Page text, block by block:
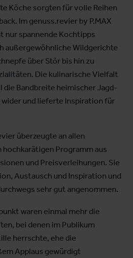
Köche sorgten für volle Reihen
Im genuss.revier by P.MAX
nur spannende Kochtipps
außergewöhnliche Wildgerichte
über Stör bis hin zu
Die kulinarische Vielfalt
Bandbreite heimischer Jagd-
und lieferte Inspiration für
überzeugte an allen
Programm aus
und Preisverleihungen. Sie
Austausch und Inspiration und
sehr gut angenommen.
waren einmal mehr die
bei denen im Publikum
herrschte, ehe die
Applaus gewürdigt